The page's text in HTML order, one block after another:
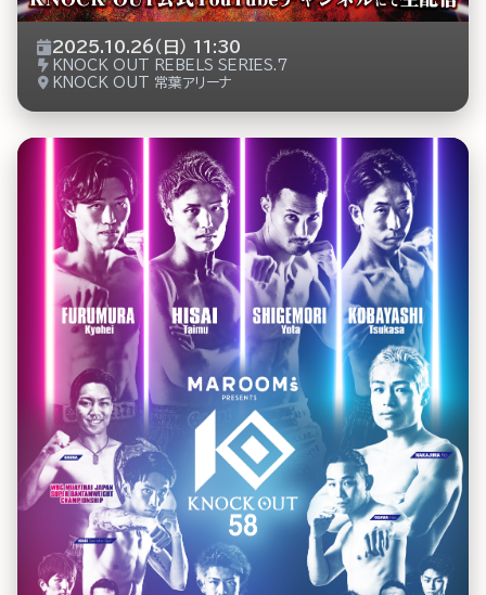
2025.10.26（日） 11:30
KNOCK OUT REBELS SERIES.7
KNOCK OUT 常葉アリーナ